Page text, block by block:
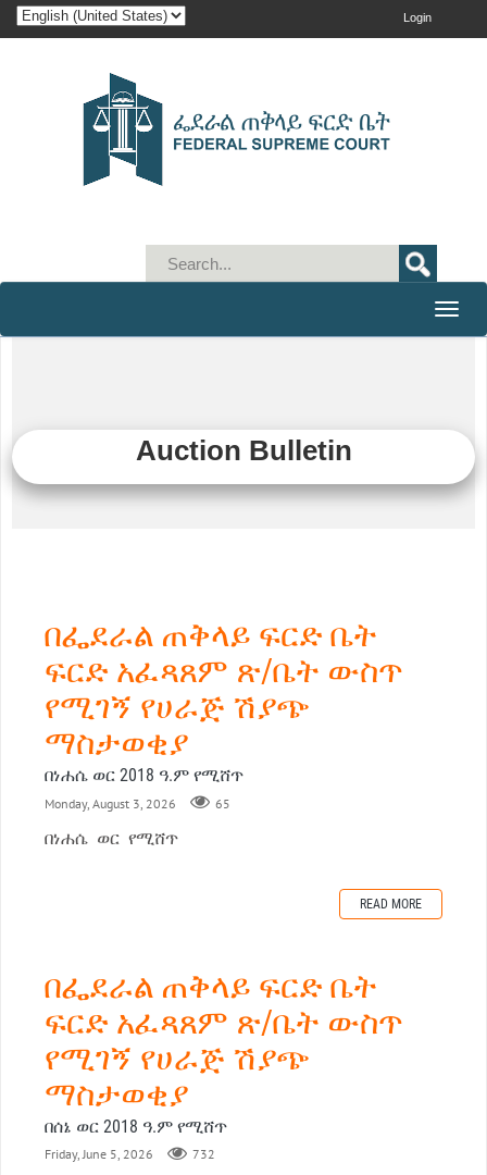
Login
Toggle
Auction Bulletin
በፌደራል ጠቅላይ ፍርድ ቤት
ፍርድ አፈጻጸም ጽ/ቤት ውስጥ
የሚገኝ የሀራጅ ሽያጭ
ማስታወቂያ
በነሐሴ ወር 2018 ዓ.ም የሚሸጥ
Monday, August 3, 2026 65
በነሐሴ ወር የሚሸጥ
READ MORE
በፌደራል ጠቅላይ ፍርድ ቤት
ፍርድ አፈጻጸም ጽ/ቤት ውስጥ
የሚገኝ የሀራጅ ሽያጭ
ማስታወቂያ
በሰኔ ወር 2018 ዓ.ም የሚሸጥ
Friday, June 5, 2026 732